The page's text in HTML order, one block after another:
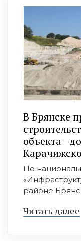
В Брянске
объекта
По
районе
Читать далее